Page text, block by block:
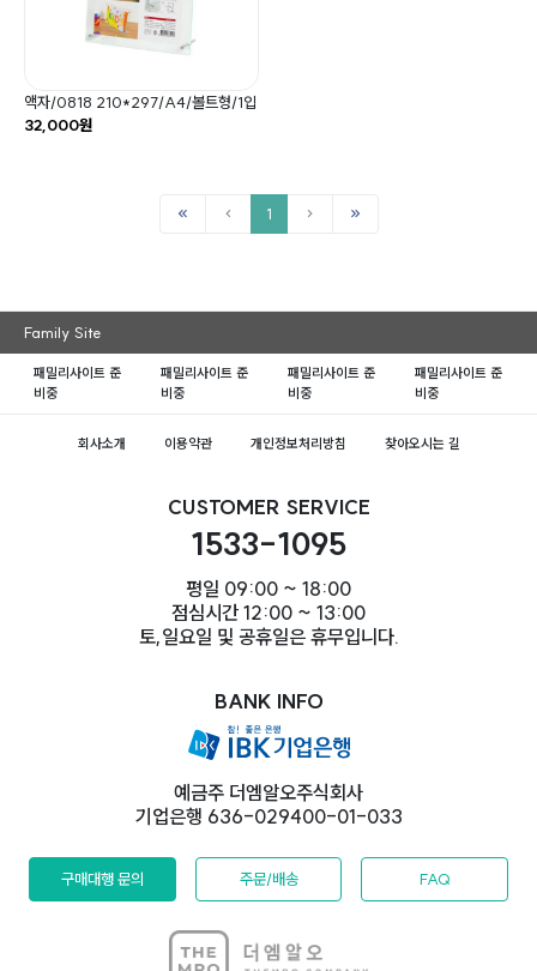
액자/0818 210*297/A4/볼트형/1입
32,000원
1
Family Site
패밀리사이트 준
비중
패밀리사이트 준
비중
패밀리사이트 준
비중
패밀리사이트 준
비중
회사소개 이용약관 개인정보처리방침 찾아오시는 길
CUSTOMER SERVICE
1533-1095
평일 09:00 ~ 18:00
점심시간 12:00 ~ 13:00
토,일요일 및 공휴일은 휴무입니다.
BANK INFO
예금주 더엠알오주식회사
기업은행 636-029400-01-033
구매대행 문의 주문/배송 FAQ